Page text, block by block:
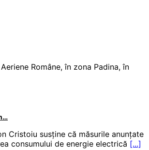
Române, în zona Padina, în
Cristoiu susține că măsurile anunțate
consumului de energie electrică [...]